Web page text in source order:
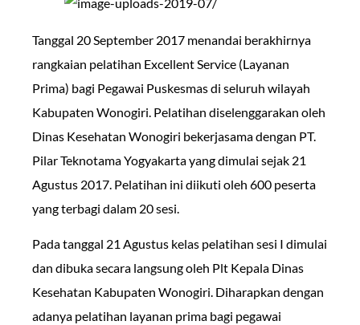
Tanggal 20 September 2017 menandai berakhirnya
rangkaian pelatihan Excellent Service (Layanan
Prima) bagi Pegawai Puskesmas di seluruh wilayah
Kabupaten Wonogiri. Pelatihan diselenggarakan oleh
Dinas Kesehatan Wonogiri bekerjasama dengan PT.
Pilar Teknotama Yogyakarta yang dimulai sejak 21
Agustus 2017. Pelatihan ini diikuti oleh 600 peserta
yang terbagi dalam 20 sesi.
Pada tanggal 21 Agustus kelas pelatihan sesi I dimulai
dan dibuka secara langsung oleh Plt Kepala Dinas
Kesehatan Kabupaten Wonogiri. Diharapkan dengan
adanya pelatihan layanan prima bagi pegawai